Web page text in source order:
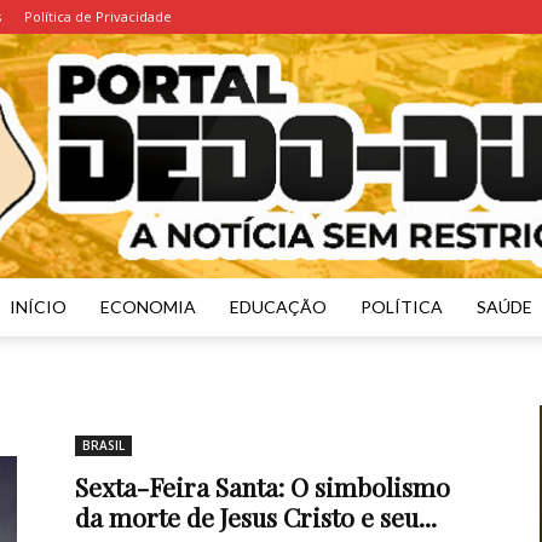
Política de Privacidade
Dedo
INÍCIO ECONOMIA EDUCAÇÃO POLÍTICA SAÚDE
BRASIL
Sexta-Feira Santa: O simbolismo
da morte de Jesus Cristo e seu...